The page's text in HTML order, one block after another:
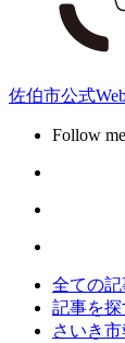
佐伯市公式
Follow me
全ての
記事を探
さいき